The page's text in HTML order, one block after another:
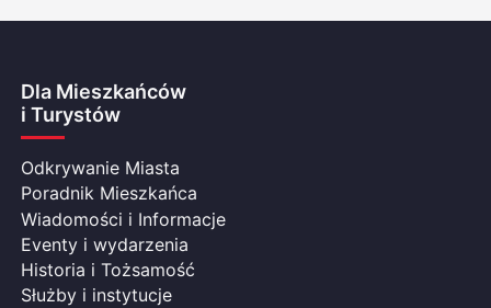
Dla Mieszkańców
i Turystów
Odkrywanie Miasta
Poradnik Mieszkańca
Wiadomości i Informacje
Eventy i wydarzenia
Historia i Tożsamość
Służby i instytucje